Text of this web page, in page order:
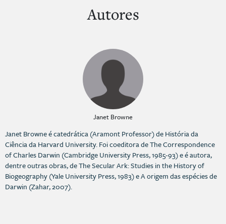
Autores
Janet Browne
Janet Browne é catedrática (Aramont Professor) de História da
Ciência da Harvard University. Foi coeditora de The Correspondence
of Charles Darwin (Cambridge University Press, 1985-93) e é autora,
dentre outras obras, de The Secular Ark: Studies in the History of
Biogeography (Yale University Press, 1983) e A origem das espécies de
Darwin (Zahar, 2007).